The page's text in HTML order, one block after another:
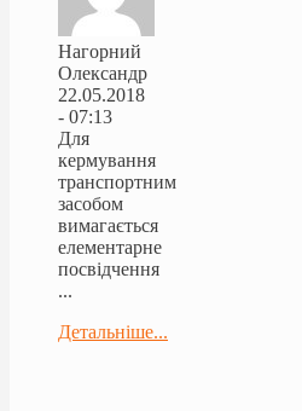
Нагорний
Олександр
22.05.2018
- 07:13
Для
кермування
транспортним
засобом
вимагається
елементарне
посвідчення
...
Детальніше...